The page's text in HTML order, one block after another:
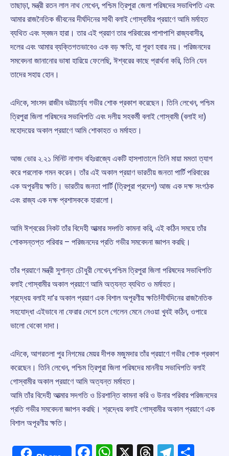
তাছাড়া, মন্ত্রী রতন লাল নাথ লেখেন, পশ্চিম ত্রিপুরা জেলা পরিষদের সভাধিপতি এবং
আমার রাজনৈতিক জীবনের দীর্ঘদিনের সাথী বলাই গোস্বামীর প্রয়াণে আমি মর্মাহত
ব্যথিত এবং স্বজন হারা। তার এই প্রয়াণ তার পরিবারের পাশাপাশি রাজ্যবাসীর,
দলের এবং আমার ব্যক্তিগতভাবেও এক বড় ক্ষতি, যা পূরণ হবার নয়। পরিজনদের
সমবেদনা জানানোর ভাষা হারিয়ে ফেলেছি, ঈশ্বরের কাছে প্রার্থনা করি, তিনি যেন
তাদের সহায় হোন।
এদিকে, সাংসদ রাজীব ভট্টাচার্য্য গভীর শোক প্রকাশ করেছেন। তিনি লেখেন, পশ্চিম
ত্রিপুরা জিলা পরিষদের সভাধিপতি এবং দলীয় সহকর্মী বলাই গোস্বামী‌ (বলাই দা)
মহোদয়ের অকাল প্রয়াণে আমি শোকাহত ও মর্মাহত।
আজ ভোর ২.২১ মিনিট নাগাদ বহিঃরাজ্যে একটি হাসপাতালে তিনি মায়া মমতা ত্যাগ
করে পরলোক গমন করেন। তাঁর এই অকাল প্রয়াণ ভারতীয় জনতা পার্টি পরিবারের
এক অপূরনীয় ক্ষতি। ভারতীয় জনতা পার্টি (ত্রিপুরা প্রদেশ) আজ এক দক্ষ সংগঠক
এবং রাজ্য এক দক্ষ প্রশাসককে হারালো।
আমি ঈশ্বরের নিকট তাঁর বিদেহী আত্মার সদ্গতি কামনা করি, এই কঠিন সময়ে তাঁর
শোকসন্তপ্ত পরিবার – পরিজনদের প্রতি গভীর সমবেদনা জ্ঞাপন করছি।
তাঁর প্রয়াণে মন্ত্রী সুশান্ত চৌধুরী লেখেন,পশ্চিম ত্রিপুরা জিলা পরিষদের সভাধিপতি
বলাই গোস্বামী‌র অকাল প্রয়াণে আমি অত্যন্ত ব্যথিত ও মর্মাহত।
শ্রদ্ধেয় বলাই দা’র অকাল‌ প্রয়াণ এক বিশাল অপূরণীয় ক্ষতি‌!দীর্ঘদিনের রাজনৈতিক
সহযোদ্ধা এইভাবে না ফেরার‌ দেশে চলে গেলেন মেনে নেওয়া খুবই কঠিন, ওপারে
ভালো‌ থেকো দাদা।
এদিকে, আগরতলা পুর নিগমের মেয়র দীপক মজুমদার তাঁর প্রয়াণে গভীর শোক প্রকাশ
করেছেন। তিনি লেখেন, পশ্চিম ত্রিপুরা জিলা পরিষদের মাননীয় সভাধিপতি বলাই
গোস্বামী‌র অকাল প্রয়াণে আমি অত্যন্ত মর্মাহত।
আমি তাঁর বিদেহী আত্মার সদগতি ও চিরশান্তি কামনা করি ও উনার পরিবার পরিজনদের
প্রতি গভীর সমবেদনা জ্ঞাপন করছি। শ্রদ্ধেয় বলাই গোস্বামীর অকাল‌ প্রয়াণে এক
বিশাল অপূরণীয় ক্ষতি‌।